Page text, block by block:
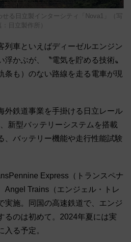
る日立製インターシティ「Nova1」（写
：日立製作所）
列車といえばディーゼルエンジン
浮かぶが、〝電気を貯める技術〟
条も）のない路線を走る電車が現
外鉄道事業を手掛ける日立レール
新型バッテリーシステムを搭載
、バッテリー機能や走行性能試験
Express（トランスペナ
Angel Trains（エンジェル・トレ
実施。同国の高速鉄道で、エンジ
るのは初めて。2024年夏には実
入る予定。